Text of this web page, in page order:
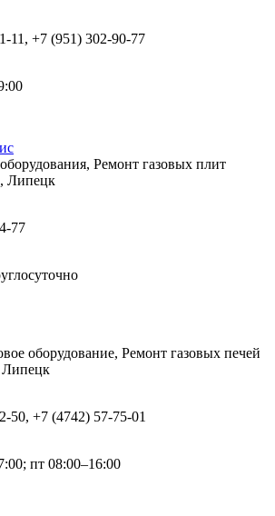
11, +7 (951) 302-90-77
Ремонт газовых плит
Липецк
77
оборудование, Ремонт газовых печей
Липецк
50, +7 (4742) 57-75-01
пт 08:00–16:00